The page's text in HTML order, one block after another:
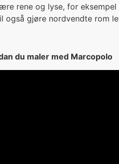
rene og lyse, for
også gjøre nordvendte rom
du maler med Marcopolo